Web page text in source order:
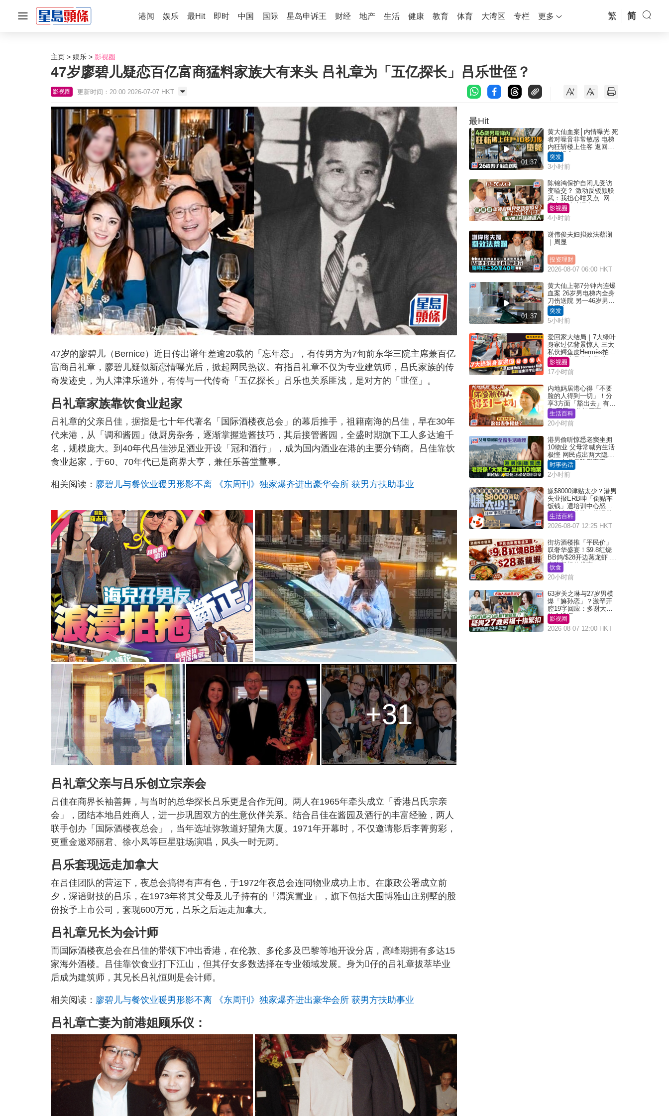
港闻 娱乐 最Hit 即时 中国 国际 星岛申诉王 财经 地产 生活 健康 教育 体育 大湾区 专栏 更多 繁 简
主页 娱乐 影视圈
47岁廖碧儿疑恋百亿富商猛料家族大有来头 吕礼章为「五亿探长」吕乐世侄？
影视圈 更新时间：20:00 2026-07-07 HKT
47岁的廖碧儿（Bernice）近日传出谱年差逾20载的「忘年恋」，有传男方为7旬前东华三院主席兼百亿
富商吕礼章，廖碧儿疑似新恋情曝光后，掀起网民热议。有指吕礼章不仅为专业建筑师，吕氏家族的传
奇发迹史，为人津津乐道外，有传与一代传奇「五亿探长」吕乐也关系匪浅，是对方的「世侄」。
吕礼章家族靠饮食业起家
吕礼章的父亲吕佳，据指是七十年代著名「国际酒楼夜总会」的幕后推手，祖籍南海的吕佳，早在30年
代来港，从「调和酱园」做厨房杂务，逐渐掌握造酱技巧，其后接管酱园，全盛时期旗下工人多达逾千
名，规模庞大。到40年代吕佳涉足酒业开设「冠和酒行」，成为国内酒业在港的主要分销商。吕佳靠饮
食业起家，于60、70年代已是商界大亨，兼任乐善堂董事。
相关阅读： 廖碧儿与餐饮业暖男形影不离 《东周刊》独家爆齐进出豪华会所 获男方扶助事业
+31
吕礼章父亲与吕乐创立宗亲会
吕佳在商界长袖善舞，与当时的总华探长吕乐更是合作无间。两人在1965年牵头成立「香港吕氏宗亲
会」，团结本地吕姓商人，进一步巩固双方的生意伙伴关系。结合吕佳在酱园及酒行的丰富经验，两人
联手创办「国际酒楼夜总会」，当年选址弥敦道好望角大厦。1971年开幕时，不仅邀请影后李菁剪彩，
更重金邀邓丽君、徐小凤等巨星驻场演唱，风头一时无两。
吕乐套现远走加拿大
在吕佳团队的营运下，夜总会搞得有声有色，于1972年夜总会连同物业成功上市。在廉政公署成立前
夕，深谙财技的吕乐，在1973年将其父母及儿子持有的「渭滨置业」，旗下包括大围博雅山庄别墅的股
份按予上市公司，套现600万元，吕乐之后远走加拿大。
吕礼章兄长为会计师
而国际酒楼夜总会在吕佳的带领下冲出香港，在伦敦、多伦多及巴黎等地开设分店，高峰期拥有多达15
家海外酒楼。吕佳靠饮食业打下江山，但其仔女多数选择在专业领域发展。身为𡥧仔的吕礼章拔萃毕业
后成为建筑师，其兄长吕礼恒则是会计师。
相关阅读： 廖碧儿与餐饮业暖男形影不离 《东周刊》独家爆齐进出豪华会所 获男方扶助事业
吕礼章亡妻为前港姐顾乐仪：
最Hit
01:37
黄大仙血案│内情曝光 死
者对噪音非常敏感 电梯
内狂斩楼上住客 返回住
所堕楼亡
突发
3小时前
陈锦鸿保护自闭儿受访
变嗌交？ 激动反驳颜联
武：我担心咁又点 网民
批主持咄咄逼人
影视圈
4小时前
谢伟俊夫妇拟效法蔡澜
｜周显
投资理财
2026-08-07 06:00 HKT
01:37
黄大仙上邨7分钟内连爆
血案 26岁男电梯内全身
刀伤送院 另一46岁男倒
毙平台
突发
5小时前
爱回家大结局｜7大绿叶
身家过亿背景惊人 三太
私伙鳄鱼皮Hermès拍剧
苏姐原来是半山楼后
影视圈
17小时前
内地妈居港心得「不要
脸的人得到一切」！分
享3方面「豁出去」有著
数 网民：你好厉害
生活百科
20小时前
港男偷听惊悉老窦坐拥
10物业 父母常喊穷生活
极悭 网民点出两大隐
忧：未必是隐形富豪｜
Juicy叮
时事热话
2小时前
嫌$8000津贴太少？港男
失业报ERB呻「倒贴车
饭钱」遭培训中心怒轰
网民幽默教路：拣呢类
课程唔会蚀...
生活百科
2026-08-07 12:25 HKT
街坊酒楼推「平民价」
叹奢华盛宴！$9.8红烧
BB鸽/$28开边蒸龙虾 3
大晚餐超值优惠
饮食
20小时前
63岁关之琳与27岁男模
爆「嫲孙恋」？激罕开
腔19字回应：多谢大家
挂念近况
影视圈
2026-08-07 12:00 HKT